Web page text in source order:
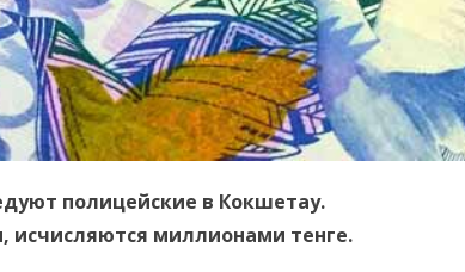
полицейские в Кокшетау.
миллионами тенге.